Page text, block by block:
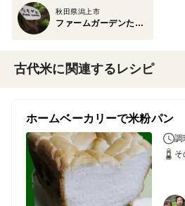
秋田県潟上市
ファームガーデンたそがれ
古代米に関連するレシピ
ホームベーカリーで米粉パン
調